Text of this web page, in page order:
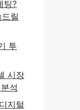
팅?
릴
투
시장
석
지털